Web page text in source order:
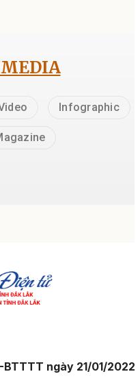
Infographic
BTTTT ngày 21/01/2022